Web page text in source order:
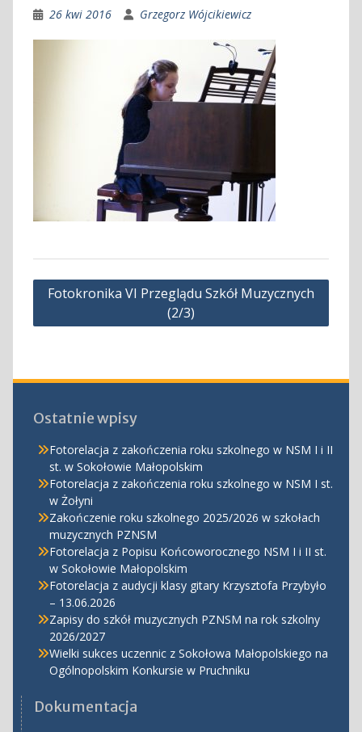
26 kwi 2016 Grzegorz Wójcikiewicz
Nawigacja
Fotokronika VI Przeglądu Szkół Muzycznych
(2/3)
Ostatnie wpisy
Fotorelacja z zakończenia roku szkolnego w NSM I i II
st. w Sokołowie Małopolskim
Fotorelacja z zakończenia roku szkolnego w NSM I st.
w Żołyni
Zakończenie roku szkolnego 2025/2026 w szkołach
muzycznych PZNSM
Fotorelacja z Popisu Końcoworocznego NSM I i II st.
w Sokołowie Małopolskim
Fotorelacja z audycji klasy gitary Krzysztofa Przybyło
– 13.06.2026
Zapisy do szkół muzycznych PZNSM na rok szkolny
2026/2027
Wielki sukces uczennic z Sokołowa Małopolskiego na
Ogólnopolskim Konkursie w Pruchniku
Dokumentacja